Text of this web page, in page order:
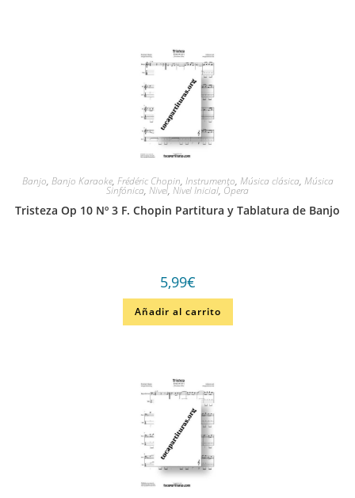
Banjo, Banjo Karaoke, Frédéric Chopin, Instrumento, Música clásica, Música
Sinfónica, Nivel, Nivel Inicial, Ópera
Tristeza Op 10 Nº 3 F. Chopin Partitura y Tablatura de Banjo
5,99€
Añadir al carrito